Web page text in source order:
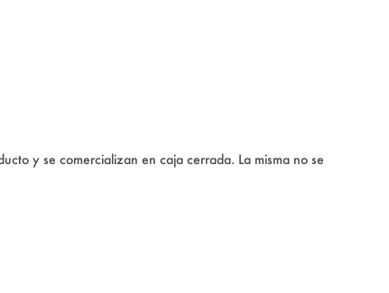
y se comercializan en caja cerrada. La misma no se